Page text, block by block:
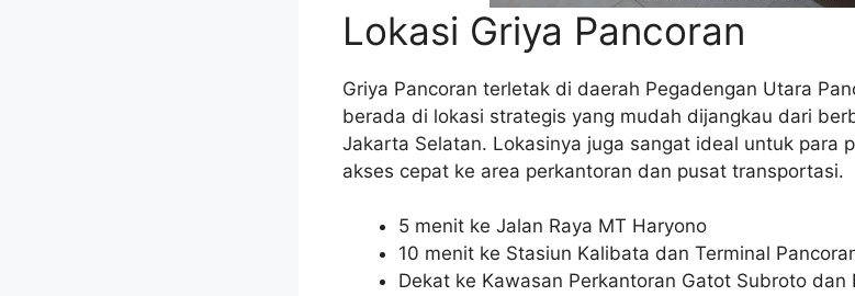
Lokasi Griya Pancoran
Griya Pancoran terletak di daerah Pegadengan Utara
berada di lokasi strategis yang mudah dijangkau dari
Jakarta Selatan. Lokasinya juga sangat ideal untuk para
akses cepat ke area perkantoran dan pusat transportasi.
5 menit ke Jalan Raya MT Haryono
10 menit ke Stasiun Kalibata dan Terminal
Dekat ke Kawasan Perkantoran Gatot Subroto dan